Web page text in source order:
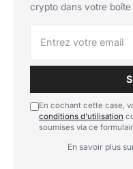
crypto dans votre
En cochant cette case,
conditions d'utilisation
soumises via ce
En savoir plus